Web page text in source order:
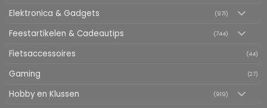
Elektronica & Gadgets (971)
Feestartikelen & Cadeautips (744)
Fietsaccessoires (44)
Gaming (27)
Hobby en Klussen (919)